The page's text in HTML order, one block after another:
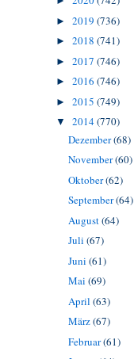
► 2019 (736)
► 2018 (741)
► 2017 (746)
► 2016 (746)
► 2015 (749)
▼ 2014(770)
Dezember(68)
November(60)
Oktober(62)
September(64)
August(64)
Juli (67)
Juni (61)
Mai (69)
April (63)
März(67)
Februar(61)